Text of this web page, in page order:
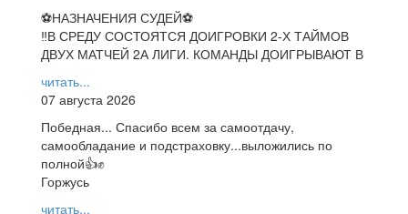
⚽НАЗНАЧЕНИЯ СУДЕЙ⚽
‼В СРЕДУ СОСТОЯТСЯ ДОИГРОВКИ 2-Х ТАЙМОВ
ДВУХ МАТЧЕЙ 2А ЛИГИ. КОМАНДЫ ДОИГРЫВАЮТ В
читать...
07 августа 2026
Победная... Спасибо всем за самоотдачу,
самообладание и подстраховку...выложились по
полной👍✊
Горжусь
читать...